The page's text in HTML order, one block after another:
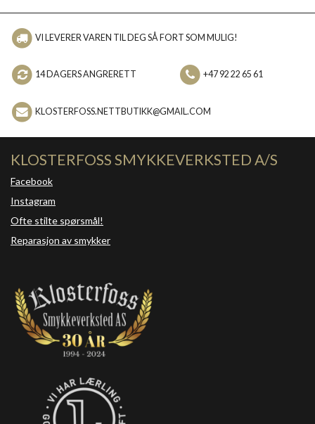
VI LEVERER VAREN TIL DEG SÅ FORT SOM MULIG!
14 DAGERS ANGRERETT +47 92 22 65 61
KLOSTERFOSS.NETTBUTIKK@GMAIL.COM
KLOSTERFOSS SMYKKEVERKSTED A/S
Facebook
Instagram
Ofte stilte spørsmål!
Reparasjon av smykker